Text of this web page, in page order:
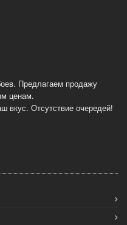
Предлагаем продажу
ценам.
Отсутствие очередей!